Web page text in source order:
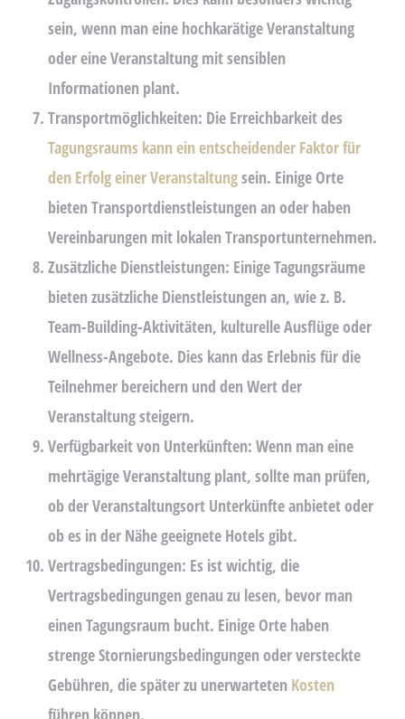
sein, wenn man eine hochkarätige Veranstaltung
oder eine Veranstaltung mit sensiblen
Informationen plant.
Transportmöglichkeiten: Die Erreichbarkeit des
Tagungsraums kann ein entscheidender Faktor für
den Erfolg einer Veranstaltungsein. Einige Orte
bieten Transportdienstleistungen an oder haben
Vereinbarungen mit lokalen Transportunternehmen.
Zusätzliche Dienstleistungen: Einige Tagungsräume
bieten zusätzliche Dienstleistungen an, wie z. B.
Team-Building-Aktivitäten, kulturelle Ausflüge oder
Wellness-Angebote. Dies kann das Erlebnis für die
Teilnehmer bereichern und den Wert der
Veranstaltung steigern.
Verfügbarkeit von Unterkünften: Wenn man eine
mehrtägige Veranstaltung plant, sollte man prüfen,
ob der Veranstaltungsort Unterkünfte anbietet oder
ob es in der Nähe geeignete Hotels gibt.
Vertragsbedingungen: Es ist wichtig, die
Vertragsbedingungen genau zu lesen, bevor man
einen Tagungsraum bucht. Einige Orte haben
strenge Stornierungsbedingungen oder versteckte
Gebühren, die später zu unerwarteten Kosten
führen können.